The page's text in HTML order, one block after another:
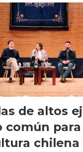
de altos
común para
chilena